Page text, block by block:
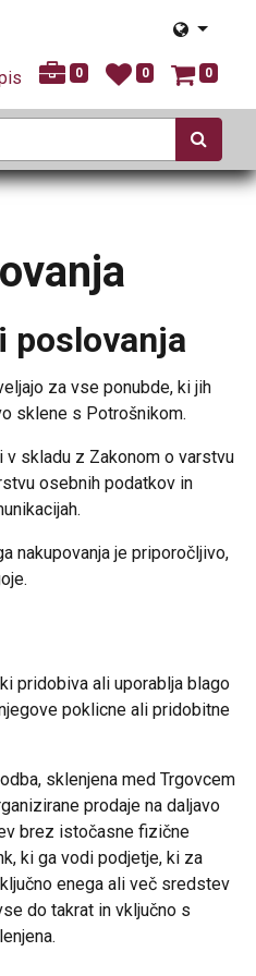
0 0 0
poslovanja
za vse ponubde, ki jih
sklene s Potrošnikom.
skladu z Zakonom o varstvu
osebnih podatkov in
nakupovanja je priporočljivo,
pridobiva ali uporablja blago
poklicne ali pridobitne
sklenjena med Trgovcem
prodaje na daljavo
brez istočasne fizične
ki ga vodi podjetje, ki za
enega ali več sredstev
do takrat in vključno s